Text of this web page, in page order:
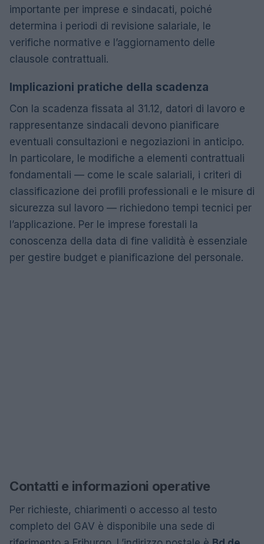
importante per imprese e sindacati, poiché
determina i periodi di revisione salariale, le
verifiche normative e l’aggiornamento delle
clausole contrattuali.
Implicazioni pratiche della scadenza
Con la scadenza fissata al 31.12, datori di lavoro e
rappresentanze sindacali devono pianificare
eventuali consultazioni e negoziazioni in anticipo.
In particolare, le modifiche a elementi contrattuali
fondamentali — come le scale salariali, i criteri di
classificazione dei profili professionali e le misure di
sicurezza sul lavoro — richiedono tempi tecnici per
l’applicazione. Per le imprese forestali la
conoscenza della data di fine validità è essenziale
per gestire budget e pianificazione del personale.
Contatti e informazioni operative
Per richieste, chiarimenti o accesso al testo
completo del GAV è disponibile una sede di